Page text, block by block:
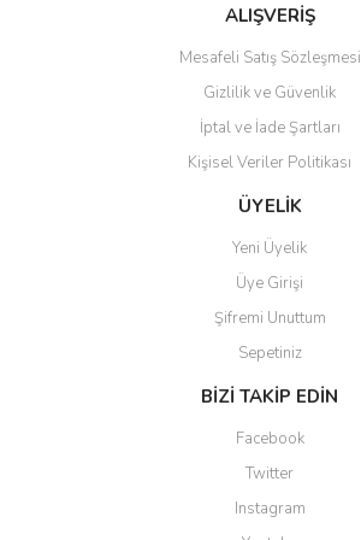
Bu ürüne benzer farklı alternatifler olmalı.
Gönder
ALIŞVERİŞ
Mesafeli Satış Sözleşmesi
Gizlilik ve Güvenlik
İptal ve İade Şartları
Kişisel Veriler Politikası
ÜYELİK
Yeni Üyelik
Üye Girişi
Şifremi Unuttum
Sepetiniz
BİZİ TAKİP EDİN
Facebook
Twitter
Instagram